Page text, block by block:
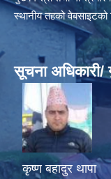
स्थानीय तहको वेबसाइटको
सूचना अधिकारी/
कृष्ण बहादुर थापा